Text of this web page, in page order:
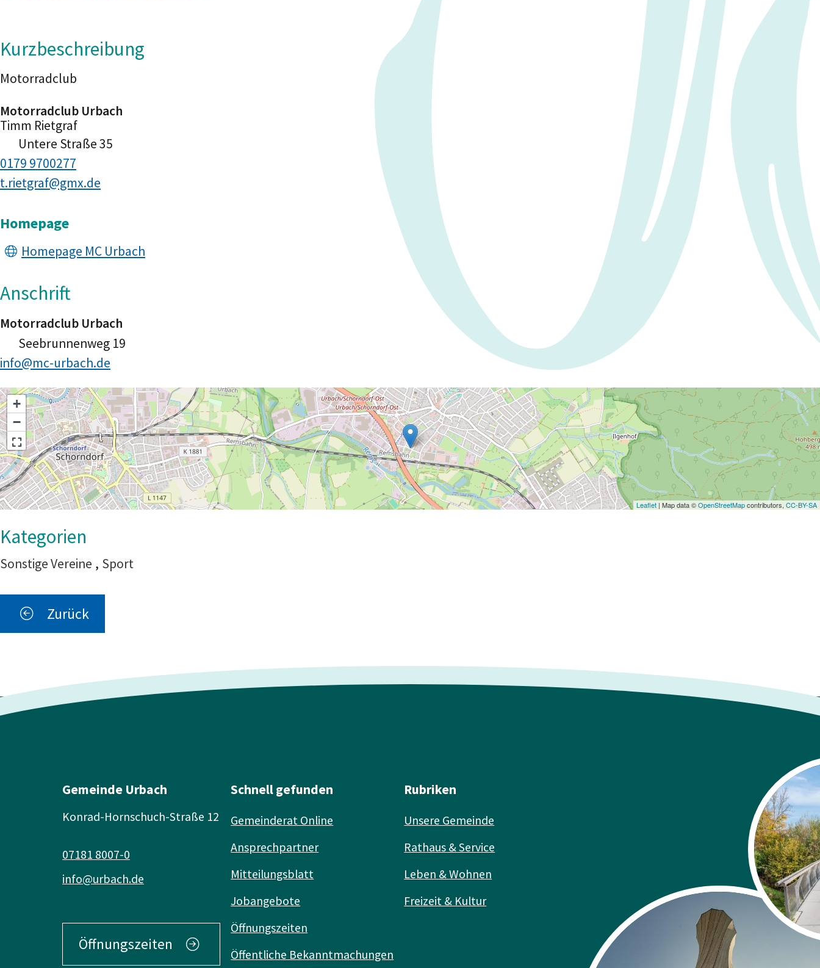
Kurzbeschreibung
Motorradclub
Timm Rietgraf
Motorradclub Urbach
Untere Straße 35
t.rietgraf@gmx.de
0179 9700277
Homepage
Homepage MC Urbach
Anschrift
Motorradclub Urbach
Seebrunnenweg 19
info@mc-urbach.de
+
−
Leaflet | Map data ©OpenStreetMapcontributors, CC-BY-SA
Sonstige Vereine , Sport
Zurück
Gemeinde Urbach
Konrad-Hornschuch-Straße 12
info@urbach.de
07181 8007-0
Öffnungszeiten
Schnell gefunden
Gemeinderat Online
Ansprechpartner
Mitteilungsblatt
Jobangebote
Öffnungszeiten
Öffentliche Bekanntmachungen
Rubriken
Unsere Gemeinde
Rathaus & Service
Leben & Wohnen
Freizeit & Kultur